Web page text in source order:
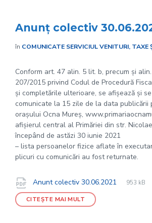
Anunț colectiv
în COMUNICATE SERVICIUL VENITURI, TAXE
Conform art. 47 alin. 5 lit. b, precum și
207/2015 privind Codul de Procedură
și completările ulterioare, se afișează și
comunicate la 15 zile de la data publicării
orașului Ocna Mureș,
afișierul central al Primăriei din str.
începând de astăzi 30 iunie 2021
– lista persoanelor fizice aflate în
plicuri cu comunicări au fost returnate.
Documente
Anunt colectiv 30.06.2021
File
pdf
File
953 kB
CITEȘTE MAI MULT